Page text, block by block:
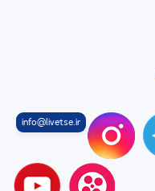
info@livetse.ir